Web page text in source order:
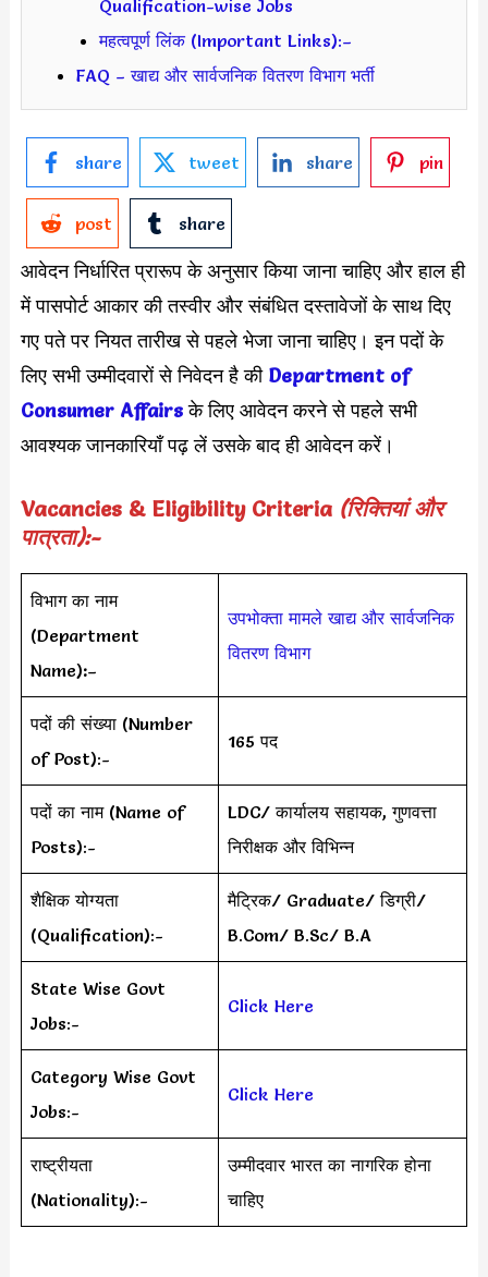
Qualification-wise Jobs
महत्वपूर्ण लिंक (Important Links):–
FAQ – खाद्य और सार्वजनिक वितरण विभाग भर्ती
share tweet share pin
post share
आवेदन निर्धारित प्रारूप के अनुसार किया जाना चाहिए और हाल ही
में पासपोर्ट आकार की तस्वीर और संबंधित दस्तावेजों के साथ दिए
गए पते पर नियत तारीख से पहले भेजा जाना चाहिए। इन पदों के
लिए सभी उम्मीदवारों से निवेदन है की Department of
Consumer Affairsके लिए आवेदन करने से पहले सभी
आवश्यक जानकारियाँ पढ़ लें उसके बाद ही आवेदन करें।
Vacancies & Eligibility Criteria (रिक्तियां और
पात्रता):-
विभाग का नाम
(Department
Name):–
उपभोक्ता मामले खाद्य और सार्वजनिक
वितरण विभाग
पदों की संख्या (Number
of Post):-
165 पद
पदों का नाम (Name of
Posts):-
LDC/ कार्यालय सहायक, गुणवत्ता
निरीक्षक और विभिन्न
शैक्षिक योग्यता
(Qualification):-
मैट्रिक/ Graduate/ डिग्री/
B.Com/ B.Sc/ B.A
State Wise Govt
Jobs:-
Click Here
Category Wise Govt
Jobs:-
Click Here
राष्ट्रीयता
(Nationality):-
उम्मीदवार भारत का नागरिक होना
चाहिए